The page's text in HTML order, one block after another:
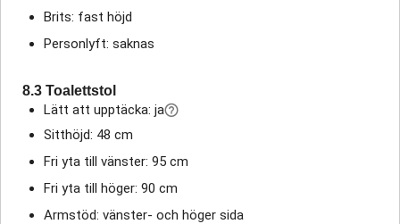
Brits: fast höjd
Personlyft: saknas
8.3 Toalettstol
Lätt att upptäcka: ja
Sitthöjd: 48 cm
Fri yta till vänster: 95 cm
Fri yta till höger: 90 cm
Armstöd: vänster- och höger sida